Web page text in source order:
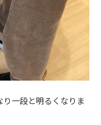
一段と明るくなりま